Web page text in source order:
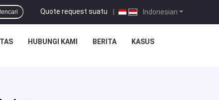
Indonesian
Quote request suatu |
HUBUNGI KAMI BERITA KASUS